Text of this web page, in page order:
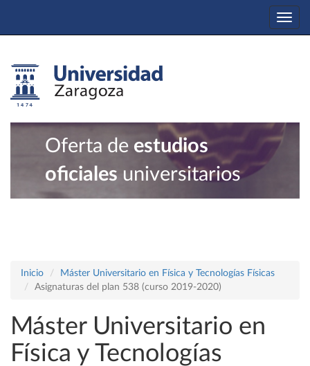
Oferta de estudios
oficiales universitarios
Inicio
Máster Universitario en Física y Tecnologías Físicas
Asignaturas del plan 538 (curso 2019-2020)
Máster Universitario en
Física y Tecnologías